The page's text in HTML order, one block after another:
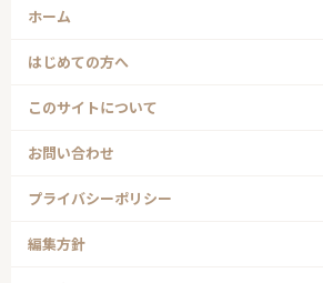
ホーム
はじめての方へ
このサイトについて
お問い合わせ
プライバシーポリシー
編集方針